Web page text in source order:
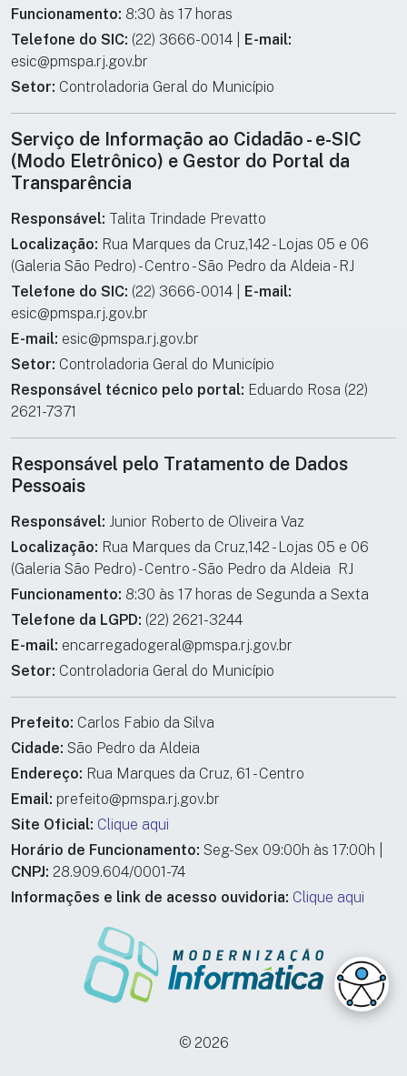
Funcionamento: 8:30 às 17 horas
Telefone do SIC: (22) 3666-0014 | E-mail:
esic@pmspa.rj.gov.br
Setor: Controladoria Geral do Município
Serviço de Informação ao Cidadão - e-SIC
(Modo Eletrônico) e Gestor do Portal da
Transparência
Responsável: Talita Trindade Prevatto
Localização: Rua Marques da Cruz,142 - Lojas 05 e 06
(Galeria São Pedro) - Centro - São Pedro da Aldeia - RJ
Telefone do SIC: (22) 3666-0014 | E-mail:
esic@pmspa.rj.gov.br
E-mail: esic@pmspa.rj.gov.br
Setor: Controladoria Geral do Município
Responsável técnico pelo portal: Eduardo Rosa (22)
2621-7371
Responsável pelo Tratamento de Dados
Pessoais
Responsável: Junior Roberto de Oliveira Vaz
Localização: Rua Marques da Cruz,142 - Lojas 05 e 06
(Galeria São Pedro) - Centro - São Pedro da Aldeia  RJ
Funcionamento: 8:30 às 17 horas de Segunda a Sexta
Telefone da LGPD: (22) 2621-3244
E-mail: encarregadogeral@pmspa.rj.gov.br
Setor: Controladoria Geral do Município
Prefeito: Carlos Fabio da Silva
Cidade: São Pedro da Aldeia
Endereço: Rua Marques da Cruz, 61 - Centro
Email: prefeito@pmspa.rj.gov.br
Site Oficial: Clique aqui
Horário de Funcionamento: Seg-Sex 09:00h às 17:00h |
CNPJ: 28.909.604/0001-74
Informações e link de acesso ouvidoria: Clique aqui
© 2026